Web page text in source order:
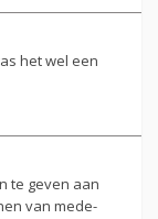
het wel een
te geven aan
van mede-